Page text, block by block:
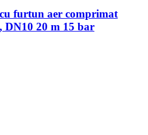
furtun aer comprimat
DN10 20 m 15 bar